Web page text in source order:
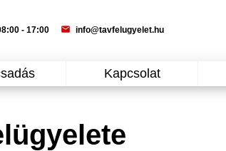
- 17:00 mail info@tavfelugyelet.hu
Kapcsolat